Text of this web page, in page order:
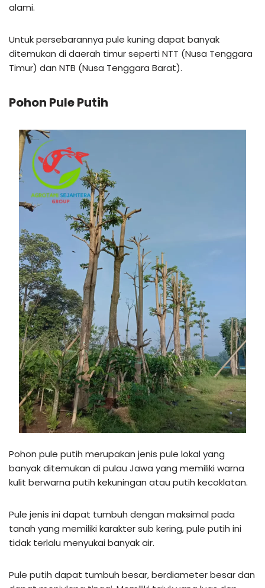
alami.
Untuk persebarannya pule kuning dapat banyak
ditemukan di daerah timur seperti NTT (Nusa Tenggara
Timur) dan NTB (Nusa Tenggara Barat).
Pohon Pule Putih
Pohon pule putih merupakan jenis pule lokal yang
banyak ditemukan di pulau Jawa yang memiliki warna
kulit berwarna putih kekuningan atau putih kecoklatan.
Pule jenis ini dapat tumbuh dengan maksimal pada
tanah yang memiliki karakter sub kering, pule putih ini
tidak terlalu menyukai banyak air.
Pule putih dapat tumbuh besar, berdiameter besar dan